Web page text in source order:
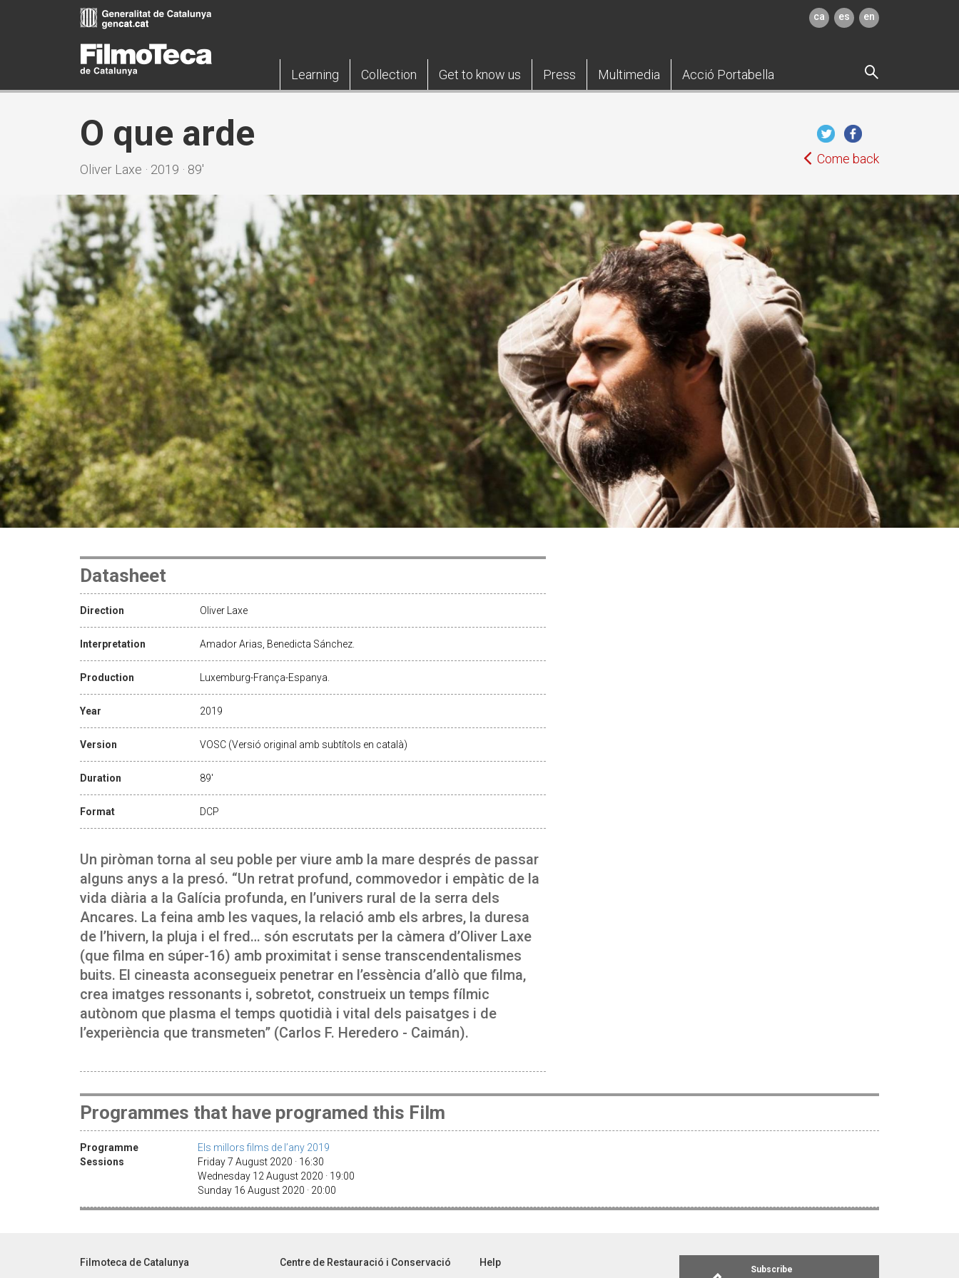
ca es en
Learning Collection Get to know us Press Multimedia Acció Portabella
O que arde
Oliver Laxe · 2019 · 89'
Come back
Datasheet
Direction Oliver Laxe
Interpretation Amador Arias, Benedicta Sánchez.
Production Luxemburg-França-Espanya.
Year 2019
Version VOSC (Versió original amb subtítols en català)
Duration 89'
Format DCP
Un piròman torna al seu poble per viure amb la mare després de passar
alguns anys a la presó. “Un retrat profund, commovedor i empàtic de la
vida diària a la Galícia profunda, en l’univers rural de la serra dels
Ancares. La feina amb les vaques, la relació amb els arbres, la duresa
de l’hivern, la pluja i el fred… són escrutats per la càmera d’Oliver Laxe
(que filma en súper-16) amb proximitat i sense transcendentalismes
buits. El cineasta aconsegueix penetrar en l’essència d’allò que filma,
crea imatges ressonants i, sobretot, construeix un temps fílmic
autònom que plasma el temps quotidià i vital dels paisatges i de
l’experiència que transmeten” (Carlos F. Heredero - Caimán).
Programmes that have programed this Film
Programme
Els millors films de l’any 2019
Sessions
Friday 7 August 2020 · 16:30
Wednesday 12 August 2020 · 19:00
Sunday 16 August 2020 · 20:00
Filmoteca de Catalunya Centre de Restauració i Conservació Help
Subscribe